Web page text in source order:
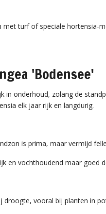
met turf of speciale hortensia-
'Bodensee'
in onderhoud, zolang de
elk jaar rijk en langdurig.
is prima, maar vermijd
en vochthoudend maar goed
droogte, vooral bij planten in